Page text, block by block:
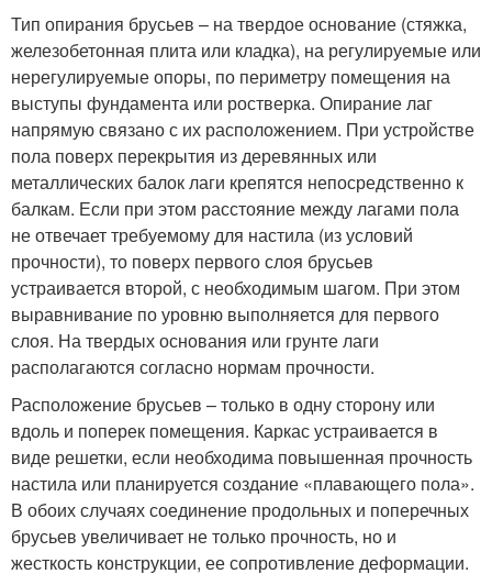
Тип опирания брусьев – на твердое основание (стяжка,
железобетонная плита или кладка), на регулируемые или
нерегулируемые опоры, по периметру помещения на
выступы фундамента или ростверка. Опирание лаг
напрямую связано с их расположением. При устройстве
пола поверх перекрытия из деревянных или
металлических балок лаги крепятся непосредственно к
балкам. Если при этом расстояние между лагами пола
не отвечает требуемому для настила (из условий
прочности), то поверх первого слоя брусьев
устраивается второй, с необходимым шагом. При этом
выравнивание по уровню выполняется для первого
слоя. На твердых основания или грунте лаги
располагаются согласно нормам прочности.
Расположение брусьев – только в одну сторону или
вдоль и поперек помещения. Каркас устраивается в
виде решетки, если необходима повышенная прочность
настила или планируется создание «плавающего пола».
В обоих случаях соединение продольных и поперечных
брусьев увеличивает не только прочность, но и
жесткость конструкции, ее сопротивление деформации.